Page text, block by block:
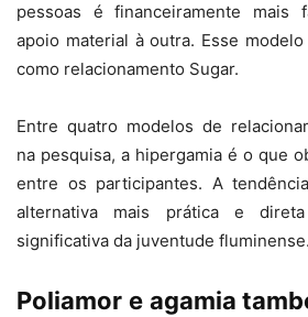
pessoas é financeiramente mais
apoio material à outra. Esse
como relacionamento Sugar.
Entre quatro modelos de
na pesquisa, a hipergamia é o que
entre os participantes. A
alternativa mais prática e
significativa da juventude fluminense.
Poliamor e agamia